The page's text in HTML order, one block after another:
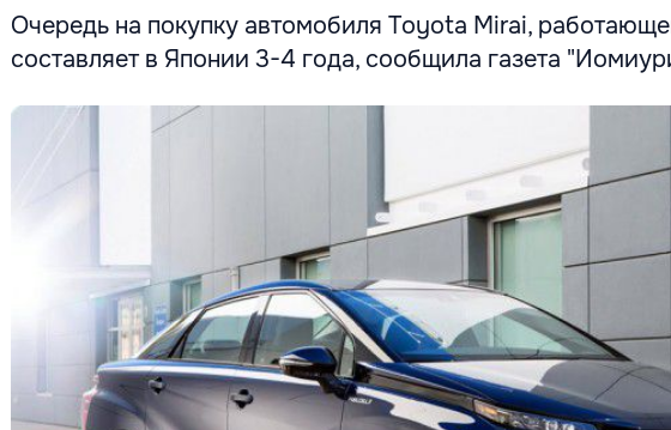
Очередь на покупку автомобиля Toyota Mirai,
составляет в Японии 3-4 года, сообщила газета